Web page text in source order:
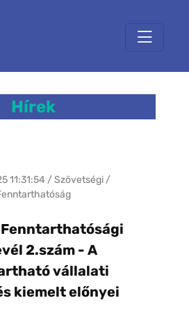
Hírek
11:31:54 / Szövetségi /
Fenntarthatósági
2.szám - A
vállalati
kiemelt előnyei